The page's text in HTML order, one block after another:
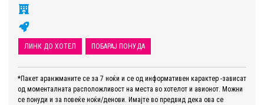
ЛИНК ДО ХОТЕЛ ПОБАРАЈ ПОНУДА
*Пакет аранжманите се за 7 ноќи и се од информативен карактер -зависат
од моменталната расположливост на места во хотелот и авионот. Можни
се понуди и за повеќе ноќи/денови. Имајте во предвид дека ова се